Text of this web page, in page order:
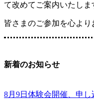
て改めてご案内いたしま
皆さまのご参加を心より
新着のお知らせ
8月9日体験会開催、申し